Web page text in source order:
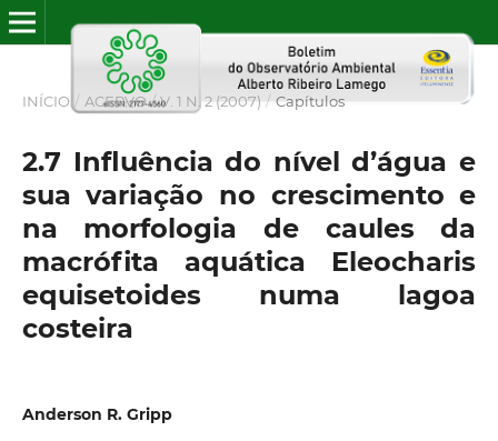
INÍCIO / ACERVO / V. 1 N. 2 (2007) / Capítulos
2.7 Influência do nível d’água e
sua variação no crescimento e
na morfologia de caules da
macrófita aquática Eleocharis
equisetoides numa lagoa
costeira
Anderson R. Gripp